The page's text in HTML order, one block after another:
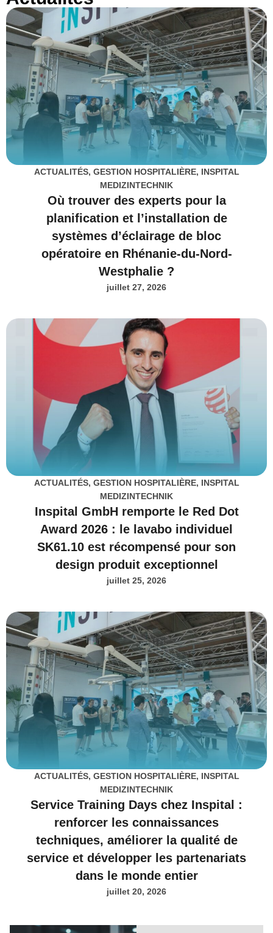
ACTUALITÉS, GESTION HOSPITALIÈRE, INSPITAL
MEDIZINTECHNIK
Où trouver des experts pour la
planification et l’installation de
systèmes d’éclairage de bloc
opératoire en Rhénanie-du-Nord-
Westphalie ?
juillet 27, 2026
ACTUALITÉS, GESTION HOSPITALIÈRE, INSPITAL
MEDIZINTECHNIK
Inspital GmbH remporte le Red Dot
Award 2026 : le lavabo individuel
SK61.10 est récompensé pour son
design produit exceptionnel
juillet 25, 2026
ACTUALITÉS, GESTION HOSPITALIÈRE, INSPITAL
MEDIZINTECHNIK
Service Training Days chez Inspital :
renforcer les connaissances
techniques, améliorer la qualité de
service et développer les partenariats
dans le monde entier
juillet 20, 2026